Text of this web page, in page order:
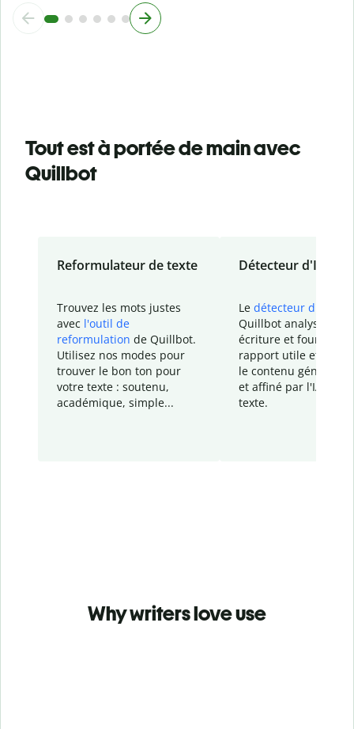
Tout est à portée de main avec
Quillbot
Reformulateur de texte
Trouvez les mots justes
avec l'outil de
reformulation de Quillbot.
Utilisez nos modes pour
trouver le bon ton pour
votre texte : soutenu,
académique, simple...
Détecteur d'IA
Le détecteur d'IA
Quillbot analyse votre
écriture et fournit un
rapport utile et
le contenu généré
et affiné par l'IA
texte.
Why writers love use